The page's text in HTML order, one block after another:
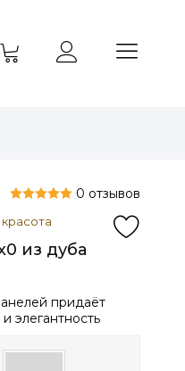
из дуба
0 отзывов
придаёт
элегантность